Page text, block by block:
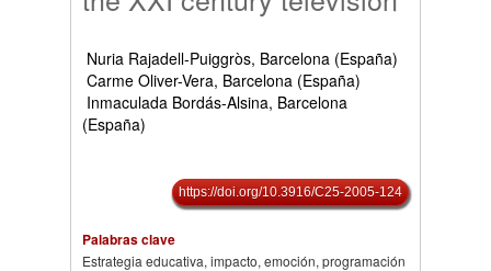
Nuria Rajadell-Puiggròs, Barcelona (España)
Carme Oliver-Vera, Barcelona (España)
Inmaculada Bordás-Alsina, Barcelona
(España)
https://doi.org/10.3916/C25-2005-124
Palabras clave
Estrategia educativa, impacto, emoción, programación